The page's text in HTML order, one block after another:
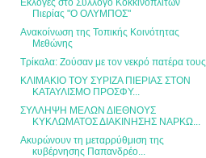
Πιερίας "Ο ΟΛΥΜΠΟΣ"
Ανακοίνωση της Τοπικής Κοινότητας
Μεθώνης
Τρίκαλα: Ζούσαν με τον νεκρό πατέρα τους
ΚΛΙΜΑΚΙΟ ΤΟΥ ΣΥΡΙΖΑ ΠΙΕΡΙΑΣ ΣΤΟΝ
ΚΑΤΑΥΛΙΣΜΟ ΠΡΟΣΦΥ...
ΣΥΛΛΗΨΗ ΜΕΛΩΝ ΔΙΕΘΝΟΥΣ
ΚΥΚΛΩΜΑΤΟΣ ΔΙΑΚΙΝΗΣΗΣ ΝΑΡΚΩ...
Ακυρώνουν τη μεταρρύθμιση της
κυβέρνησης Παπανδρέο...